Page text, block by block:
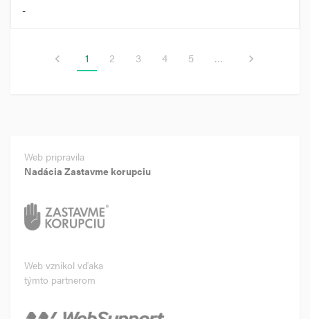
-
chevron_left 1 2 3 4 5 … chevron_right
Web pripravila
Nadácia Zastavme korupciu
Web vznikol vďaka
týmto partnerom